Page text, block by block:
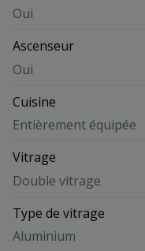
Oui
Ascenseur
Oui
Cuisine
Entièrement équipée
Vitrage
Double vitrage
Type de vitrage
Aluminium